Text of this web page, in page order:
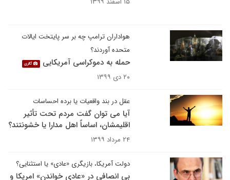
هواداران ترامپ چه بر سر پایتخت ایالات
متحده آوردند؟
حمله به دموکراسی آمریکایی گالری
۲۰ دی ۱۳۹۹
عقل در بند واقعیات یا برده احساسات
آیا می توان گفت مردم تحت تأثیر
اقلیمشان، اساساً اهل مدارا یا خشونتند؟
۲۴ مرداد ۱۳۹۹
دولت آمریکا، بازیگری «عادی» یا استثنایی؟
بی انصافی در «عادی خواندن» امریکا و